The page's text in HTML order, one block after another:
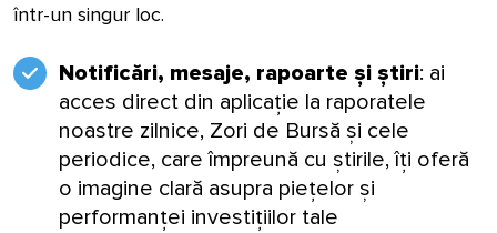
într-un singur loc.
Notificări, mesaje, rapoarte și știri: ai
acces direct din aplicație la raporatele
noastre zilnice, Zori de Bursă și cele
periodice, care împreună cu știrile, îți oferă
o imagine clară asupra piețelor și
performanței investițiilor tale